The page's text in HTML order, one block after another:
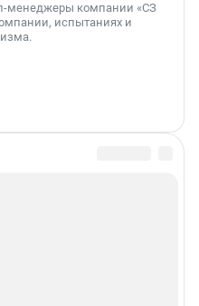
менеджеры компании «СЗ
испытаниях и